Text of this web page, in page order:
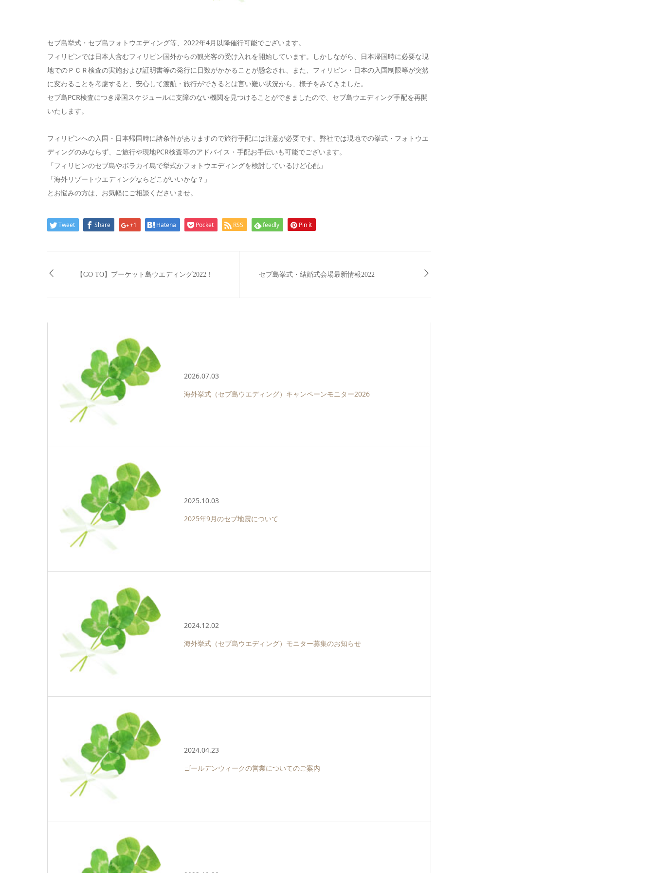
セブ島挙式・セブ島フォトウエディング等、2022年4月以降催行可能でございます。
フィリピンでは日本人含むフィリピン国外からの観光客の受け入れを開始しています。しかしながら、日本帰国時に必要な現
地でのＰＣＲ検査の実施および証明書等の発行に日数がかかることが懸念され、また、フィリピン・日本の入国制限等が突然
に変わることを考慮すると、安心して渡航・旅行ができるとは言い難い状況から、様子をみてきました。
セブ島PCR検査につき帰国スケジュールに支障のない機関を見つけることができましたので、セブ島ウエディング手配を再開
いたします。
フィリピンへの入国・日本帰国時に諸条件がありますので旅行手配には注意が必要です。弊社では現地での挙式・フォトウエ
ディングのみならず、ご旅行や現地PCR検査等のアドバイス・手配お手伝いも可能でございます。
「フィリピンのセブ島やボラカイ島で挙式かフォトウエディングを検討しているけど心配」
「海外リゾートウエディングならどこがいいかな？」
とお悩みの方は、お気軽にご相談くださいませ。
Tweet Share +1 Hatena Pocket RSS feedly Pin it
【GO TO】プーケット島ウエディング2022！ セブ島挙式・結婚式会場最新情報2022
2026.07.03
海外挙式（セブ島ウエディング）キャンペーンモニター2026
2025.10.03
2025年9月のセブ地震について
2024.12.02
海外挙式（セブ島ウエディング）モニター募集のお知らせ
2024.04.23
ゴールデンウィークの営業についてのご案内